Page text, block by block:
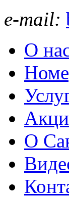
e-mail:
О
О